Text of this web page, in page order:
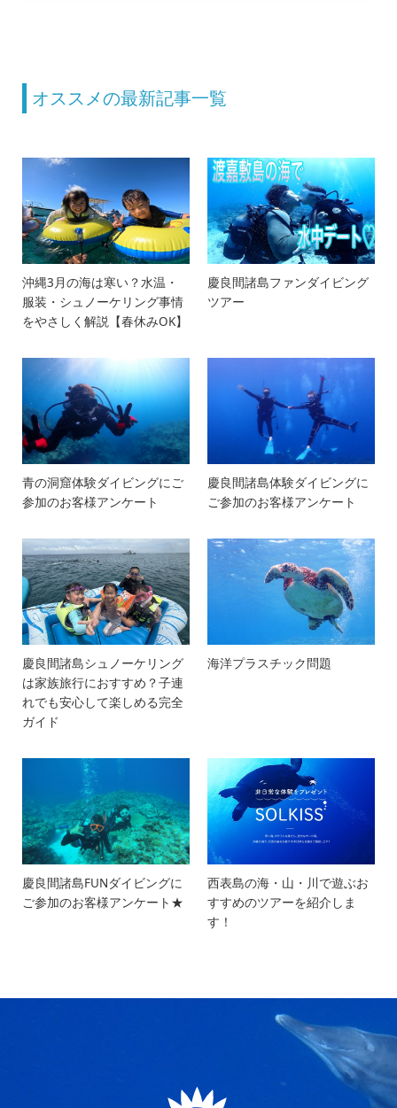
オススメの最新記事一覧
沖縄3月の海は寒い？水温・
服装・シュノーケリング事情
をやさしく解説【春休みOK】
慶良間諸島ファンダイビング
ツアー
青の洞窟体験ダイビングにご
参加のお客様アンケート
慶良間諸島体験ダイビングに
ご参加のお客様アンケート
慶良間諸島シュノーケリング
は家族旅行におすすめ？子連
れでも安心して楽しめる完全
ガイド
海洋プラスチック問題
慶良間諸島FUNダイビングに
ご参加のお客様アンケート★
西表島の海・山・川で遊ぶお
すすめのツアーを紹介しま
す！